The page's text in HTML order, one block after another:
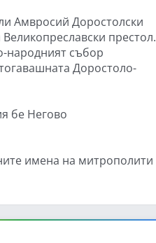
Амвросий Доростолски
престол.
народният събор
Доростоло-
бе Негово
имена на митрополити